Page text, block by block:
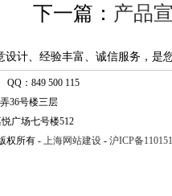
下一篇： 产品
计、经验丰富、诚信服务，是
QQ：849 500 115
36号楼三层
广场七号楼512
权所有 - 上海网站建设 - 沪ICP备